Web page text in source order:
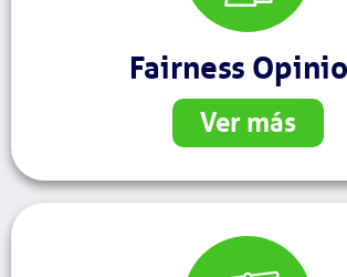
Fairness
Ver más